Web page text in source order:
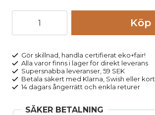
SLIM
två
längder
marinblå
mängd
Köp
Gör skillnad, handla certifierat eko+fair!
Alla varor finns i lager för direkt leverans
Supersnabba leveranser, 59 SEK
Betala säkert med Klarna, Swish eller kort
14 dagars ångerrätt och enkla returer
SÄKER BETALNING